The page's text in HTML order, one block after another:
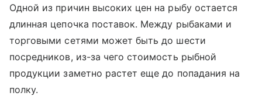
Одной из причин высоких цен на рыбу остается
длинная цепочка поставок. Между рыбаками и
торговыми сетями может быть до шести
посредников, из-за чего стоимость рыбной
продукции заметно растет еще до попадания на
полку.